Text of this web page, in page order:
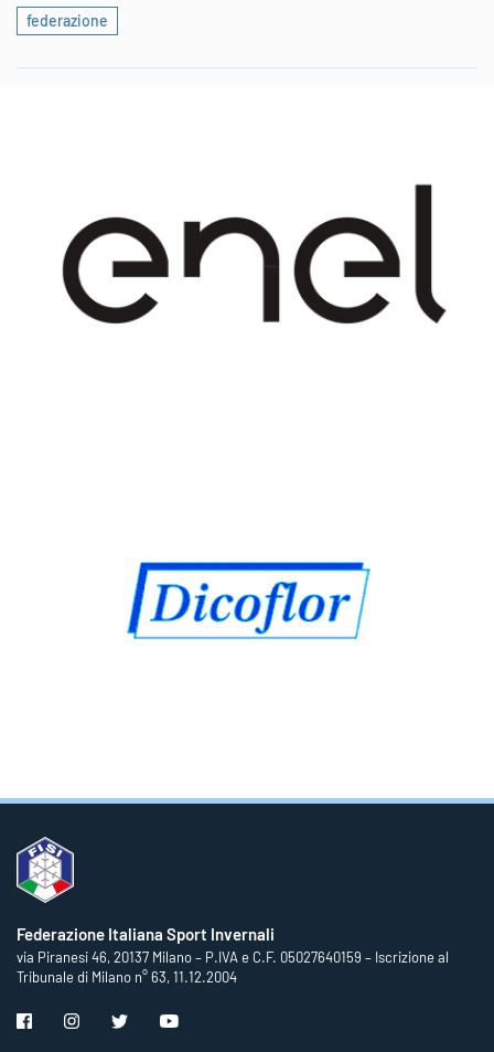
federazione
Federazione Italiana Sport Invernali
via Piranesi 46, 20137 Milano – P.IVA e C.F. 05027640159 – Iscrizione al
Tribunale di Milano n° 63, 11.12.2004